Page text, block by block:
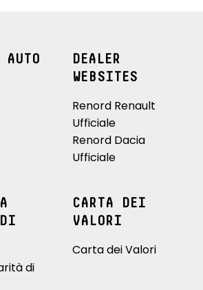
AUTO
DEALER
WEBSITES
Renord Renault
Ufficiale
Renord Dacia
Ufficiale
di
CARTA DEI
VALORI
Carta dei Valori